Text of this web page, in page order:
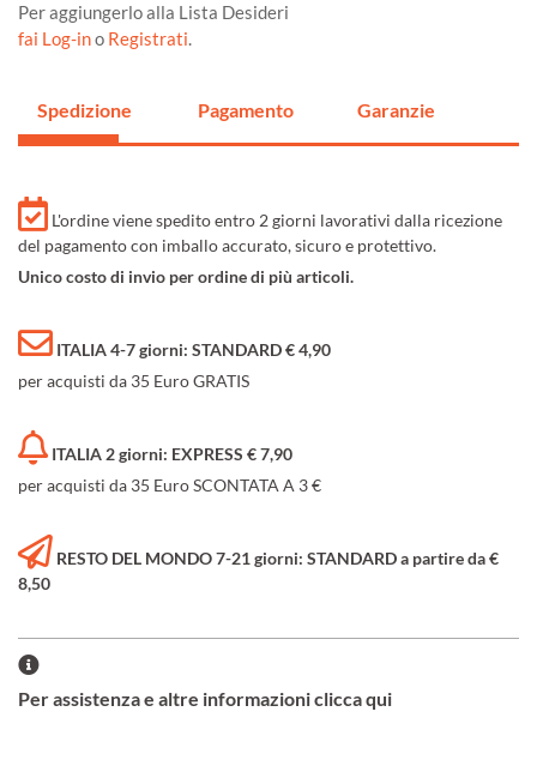
Per aggiungerlo alla Lista Desideri
fai Log-ino Registrati.
Spedizione Pagamento Garanzie
L'ordine viene spedito entro 2 giorni lavorativi dalla ricezione
del pagamento con imballo accurato, sicuro e protettivo.
Unico costo di invio per ordine di più articoli.
ITALIA 4-7 giorni: STANDARD € 4,90
per acquisti da 35 Euro GRATIS
ITALIA 2 giorni: EXPRESS € 7,90
per acquisti da 35 Euro SCONTATA A 3 €
RESTO DEL MONDO 7-21 giorni: STANDARD a partire da €
8,50
Per assistenza e altre informazioni clicca qui